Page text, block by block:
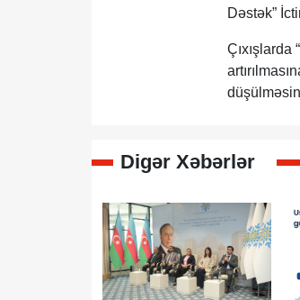
Dəstək”
Çıxışlarda
Digər Xəbərlər